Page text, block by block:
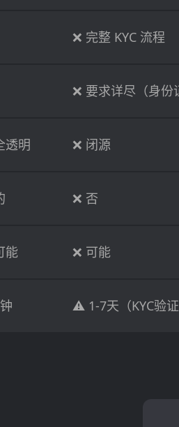
❌ 完整 KYC 流程
❌ 要求详尽（身份
透明 ❌ 闭源
❌ 否
能 ❌ 可能
⚠️ 1-7天（KYC验证